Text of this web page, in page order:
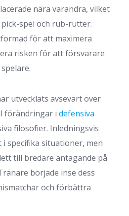
nära varandra, vilket
spel och rub-rutter.
för att maximera
risken för att försvarare
utvecklats avsevärt över
förändringar i defensiva
filosofier. Inledningsvis
i specifika situationer, men
till bredare antagande på
började inse dess
och förbättra